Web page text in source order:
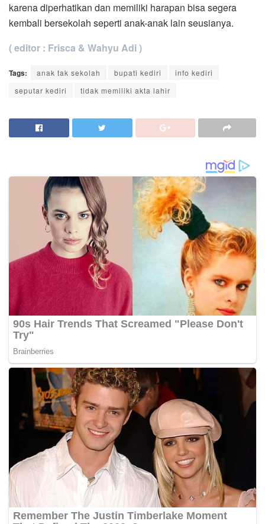
karena diperhatikan dan memiliki harapan bisa segera
kembali bersekolah seperti anak-anak lain seusianya.
( editor : Frisca & Wahyu Adi )
Tags: anak tak sekolah bupati kediri
info kediri
seputar kediri
tidak memiliki akta lahir